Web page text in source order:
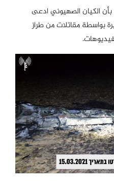
بأن الكيان الصهيوني ادعى
بواسطة مقاتلات من طراز